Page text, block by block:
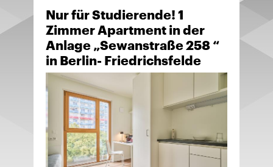
Nur für Studierende! 1
Zimmer Apartment in der
Anlage „Sewanstraße 258 “
in Berlin- Friedrichsfelde